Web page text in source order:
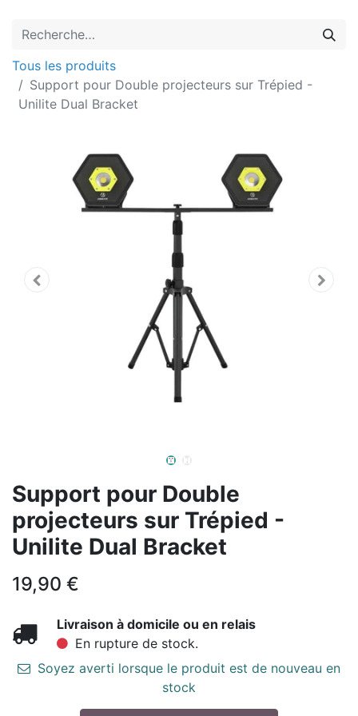
Tous les produits
Support pour Double projecteurs sur Trépied -
Unilite Dual Bracket
Support pour Double
projecteurs sur Trépied -
Unilite Dual Bracket
19,90 €
Livraison à domicile ou en relais
En rupture de stock.
Soyez averti lorsque le produit est de nouveau en
stock